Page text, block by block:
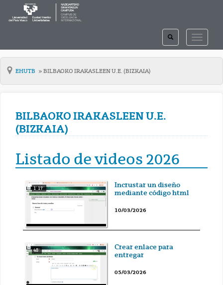
TOGGLE
TOGGLE
SEARCH
EHUTB BILBAOKO IRAKASLEEN U.E. (BIZKAIA)
BILBAOKO IRAKASLEEN U.E.
(BIZKAIA)
Listado de videos 2026
1' 17''
Incrustar un diseño
mediante código html
10/03/2026
48''
Crear enlace para
entregar
05/03/2026